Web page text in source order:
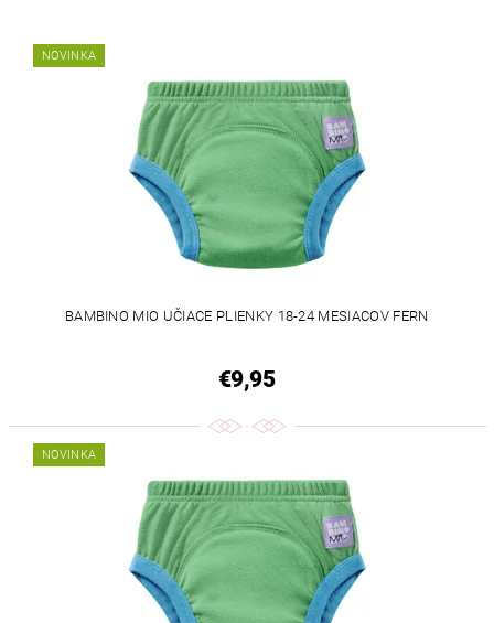
NOVINKA
BAMBINO MIO UČIACE PLIENKY 18-24 MESIACOV FERN
€9,95
NOVINKA